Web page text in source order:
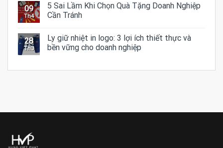
09
Th4
5 Sai Lầm Khi Chọn Quà Tặng Doanh Nghiệp
Cần Tránh
28
Th3
Ly giữ nhiệt in logo: 3 lợi ích thiết thực và
bền vững cho doanh nghiệp